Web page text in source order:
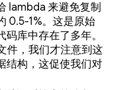
lambda 来避免复制
0.5-1%。这是原始
库中存在了多年。
件，我们才注意到这
结构，这促使我们对